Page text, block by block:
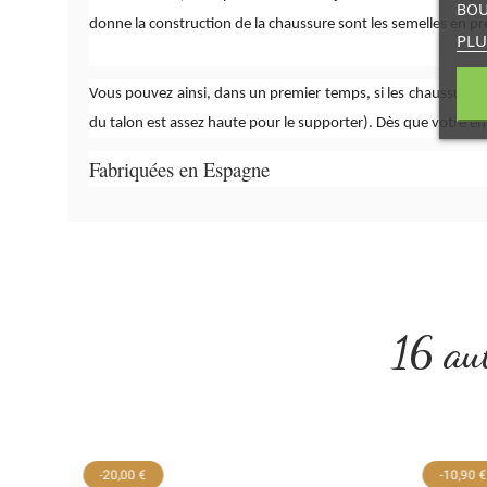
donne la construction de la chaussure sont les semelles en
Vous pouvez ainsi, dans un premier temps, si les
du talon est assez haute pour le supporter). Dès que votre
Fabriquées en Espagne
16
-20,00 € -10,90 €